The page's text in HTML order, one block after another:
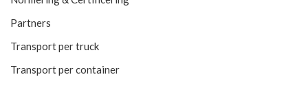
Partners
Transport per truck
Transport per container